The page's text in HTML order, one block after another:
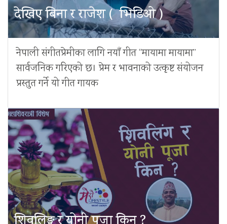
देखिए बिना र राजेश ( भिडिओ )
नेपाली संगीतप्रेमीका लागि नयाँ गीत “मायामा मायामा”
सार्वजनिक गरिएको छ। प्रेम र भावनाको उत्कृष्ट संयोजन
प्रस्तुत गर्ने यो गीत गायक